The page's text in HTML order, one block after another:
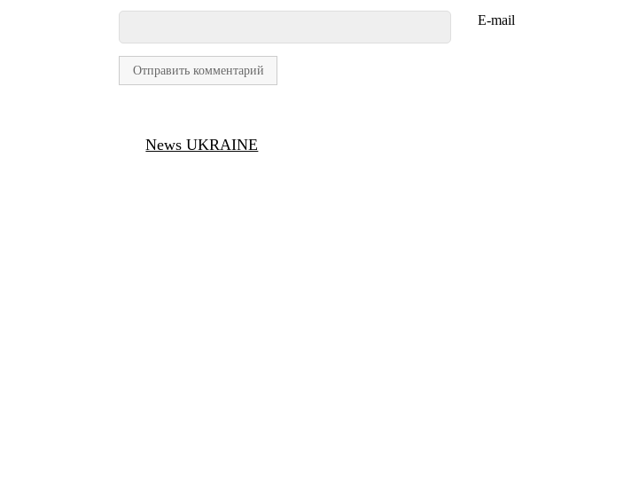
E-mail
News UKRAINE